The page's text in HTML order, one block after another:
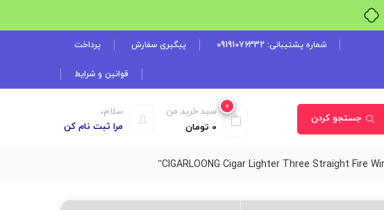
شماره پشتیبانی: 09191076332 پیگیری سفارش پرداخت
قوانین و شرایط
جستجو کردن
سلام،
مرا ثبت نام کن
0
سبد خرید من
0 تومان